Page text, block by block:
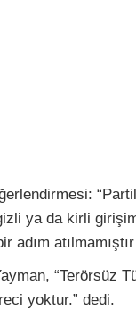
ya da kirli
atılmamıştır
yoktur.” dedi.